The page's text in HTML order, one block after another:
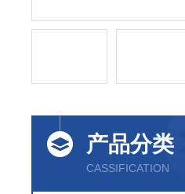
产品分类
CASSIFICATION